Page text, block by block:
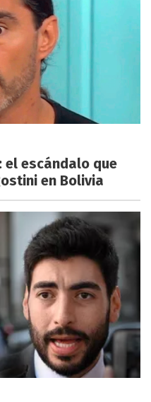
el escándalo que
en Bolivia